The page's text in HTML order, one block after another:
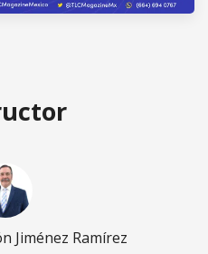
Jiménez Ramírez